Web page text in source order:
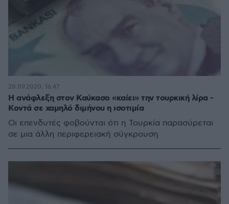
Η ανάφλεξη στον Καύκασο «καίει» την τουρκική λίρα -
Κοντά σε χαμηλό διμήνου η ισοτιμία
Οι επενδυτές φοβούνται ότι η Τουρκία παρασύρεται
σε μια άλλη περιφερειακή σύγκρουση
28.09.2020, 16:47